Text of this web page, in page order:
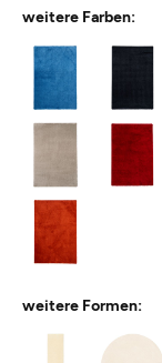
weitere Farben:
weitere Formen: